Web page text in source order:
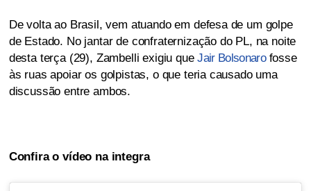
De volta ao Brasil, vem atuando em defesa de um golpe
de Estado. No jantar de confraternização do PL, na noite
desta terça (29), Zambelli exigiu queJair Bolsonarofosse
às ruas apoiar os golpistas, o que teria causado uma
discussão entre ambos.
Confira o vídeo na integra